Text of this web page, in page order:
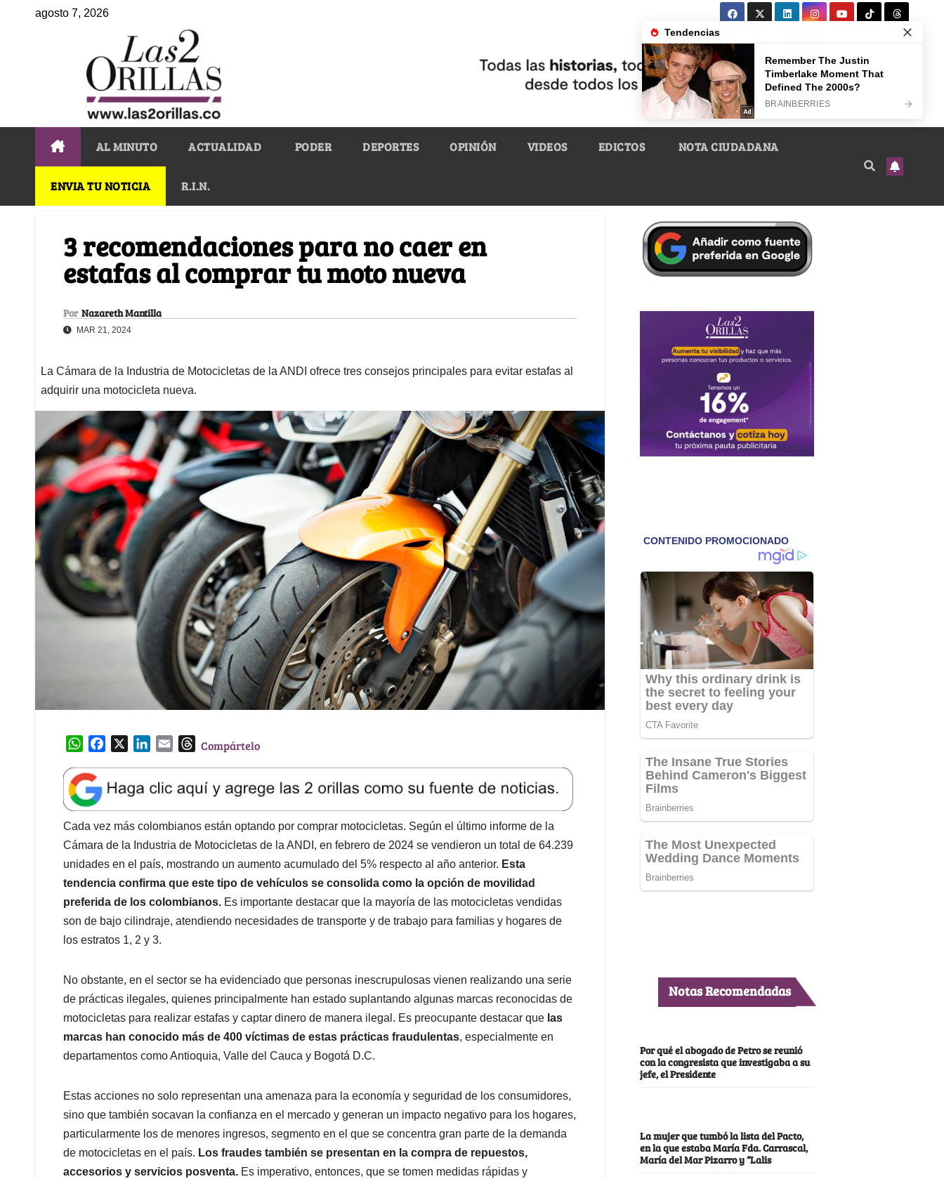
agosto 7, 2026
AL MINUTO ACTUALIDAD PODER DEPORTES OPINIÓN VIDEOS EDICTOS NOTA CIUDADANA
ENVIA TU NOTICIA R.I.N.
3 recomendaciones para no caer en
estafas al comprar tu moto nueva
Por Nazareth Mantilla
MAR 21, 2024
La Cámara de la Industria de Motocicletas de la ANDI ofrece tres consejos principales para evitar estafas al
adquirir una motocicleta nueva.
W
a
t
s
A
p
p
e
b
o
o
k
k
e
d
I
n
l
T
e
a
d
s
Compártelo
Cada vez más colombianos están optando por comprar motocicletas. Según el último informe de la
Cámara de la Industria de Motocicletas de la ANDI, en febrero de 2024 se vendieron un total de 64.239
unidades en el país, mostrando un aumento acumulado del 5% respecto al año anterior. Esta
tendencia confirma que este tipo de vehículos se consolida como la opción de movilidad
preferida de los colombianos. Es importante destacar que la mayoría de las motocicletas vendidas
son de bajo cilindraje, atendiendo necesidades de transporte y de trabajo para familias y hogares de
los estratos 1, 2 y 3.
No obstante, en el sector se ha evidenciado que personas inescrupulosas vienen realizando una serie
de prácticas ilegales, quienes principalmente han estado suplantando algunas marcas reconocidas de
motocicletas para realizar estafas y captar dinero de manera ilegal. Es preocupante destacar que las
marcas han conocido más de 400 víctimas de estas prácticas fraudulentas, especialmente en
departamentos como Antioquia, Valle del Cauca y Bogotá D.C.
Estas acciones no solo representan una amenaza para la economía y seguridad de los consumidores,
sino que también socavan la confianza en el mercado y generan un impacto negativo para los hogares,
particularmente los de menores ingresos, segmento en el que se concentra gran parte de la demanda
de motocicletas en el país. Los fraudes también se presentan en la compra de repuestos,
accesorios y servicios posventa. Es imperativo, entonces, que se tomen medidas rápidas y
Notas Recomendadas
Por qué el abogado de Petro se reunió
con la congresista que investigaba a su
jefe, el Presidente
La mujer que tumbó la lista del Pacto,
en la que estaba María Fda. Carrascal,
María del Mar Pizarro y “Lalis